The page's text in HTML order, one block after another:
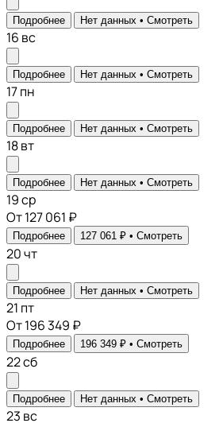
Подробнее Нет данных • Смотреть
16 вс
Подробнее Нет данных • Смотреть
17пн
Подробнее Нет данных • Смотреть
18вт
Подробнее Нет данных • Смотреть
19ср
От 127 061 ₽
Подробнее 127 061 ₽ • Смотреть
20чт
Подробнее Нет данных • Смотреть
21 пт
От 196 349 ₽
Подробнее 196 349 ₽ • Смотреть
22сб
Подробнее Нет данных • Смотреть
23 вс